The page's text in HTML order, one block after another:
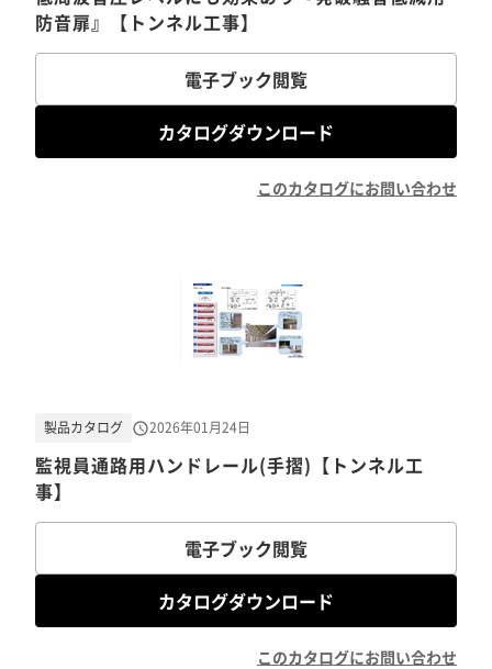
防音扉』【トンネル工事】
電子ブック閲覧
カタログダウンロード
このカタログにお問い合わせ
監視員通路用ハンドレール(手摺)【トンネル工
事】
製品カタログ 2026年01月24日
電子ブック閲覧
カタログダウンロード
このカタログにお問い合わせ